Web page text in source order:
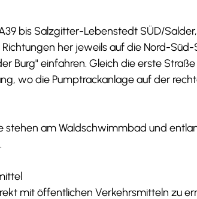
bis Salzgitter-Lebenstedt SÜD/
Richtungen her jeweils auf die Nord-
Burg" einfahren. Gleich die erste
wo die Pumptrackanlage auf der
stehen am Waldschwimmbad und
mit öffentlichen Verkehrsmitteln zu